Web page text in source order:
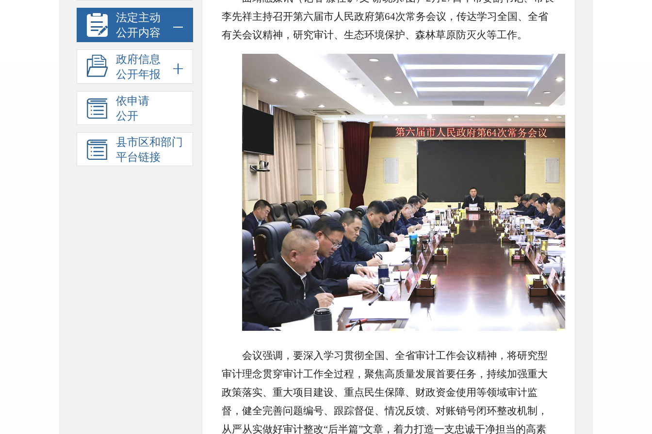
法定主动
公开内容
政府信息
公开年报
依申请
公开
县市区和部门
平台链接
李先祥主持召开第六届市人民政府第64次常务会议，传达学习全国、全省
有关会议精神，研究审计、生态环境保护、森林草原防灭火等工作。
会议强调，要深入学习贯彻全国、全省审计工作会议精神，将研究型
审计理念贯穿审计工作全过程，聚焦高质量发展首要任务，持续加强重大
政策落实、重大项目建设、重点民生保障、财政资金使用等领域审计监
督，健全完善问题编号、跟踪督促、情况反馈、对账销号闭环整改机制，
从严从实做好审计整改“后半篇”文章，着力打造一支忠诚干净担当的高素